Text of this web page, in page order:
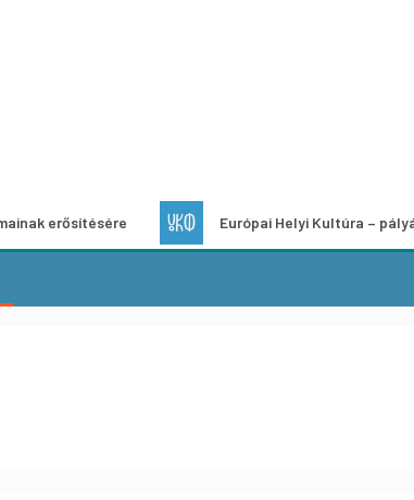
Európai Helyi Kultúra – pályázat